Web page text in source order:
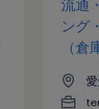
流通
ング
（